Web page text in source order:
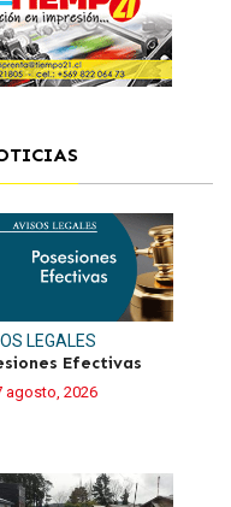
LEGALES
Efectivas
agosto, 2026